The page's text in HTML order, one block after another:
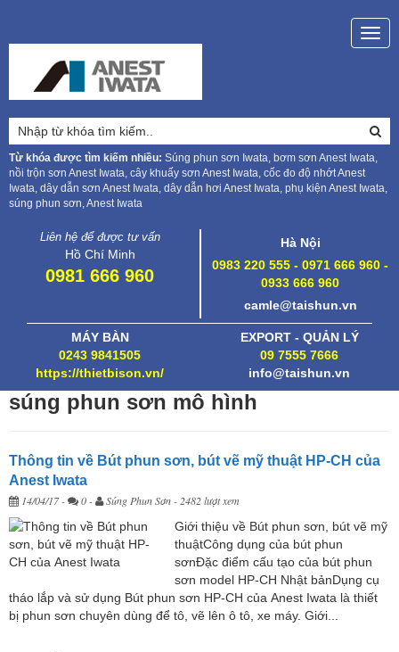
Từ khóa được tìm kiếm nhiều: Súng phun sơn Iwata, bơm sơn Anest Iwata,
nồi trộn sơn Anest Iwata, cây khuấy sơn Anest Iwata, cốc đo độ nhớt Anest
Iwata, dây dẫn sơn Anest Iwata, dây dẫn hơi Anest Iwata, phụ kiện Anest Iwata,
súng phun sơn, Anest Iwata
Liên hệ để được tư vấn
Hồ Chí Minh
0981 666 960
Hà Nội
0983 220 555 - 0971 666 960 -
0933 666 960
camle@taishun.vn
MÁY BÀN
0243 9841505
https://thietbison.vn/
EXPORT - QUẢN LÝ
09 7555 7666
info@taishun.vn
súng phun sơn mô hình
Thông tin về Bút phun sơn, bút vẽ mỹ thuật HP-CH của
Anest Iwata
14/04/17- 0 - Súng Phun Sơn- 2482 lượt xem
Giới thiệu về Bút phun sơn, bút vẽ mỹ
thuậtCông dụng của bút phun
sơnĐặc điểm cấu tạo của bút phun
sơn model HP-CH Nhật bảnDụng cụ
tháo lắp và sử dụng Bút phun sơn HP-CH của Anest Iwata là thiết
bị phun sơn chuyên dùng để tô, vẽ lên ô tô, xe máy. Giới...